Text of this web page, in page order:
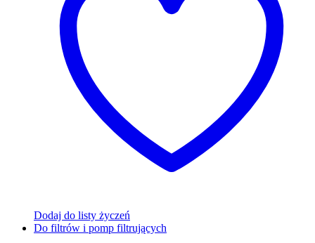
Dodaj do listy życzeń
Do filtrów i pomp filtrujących